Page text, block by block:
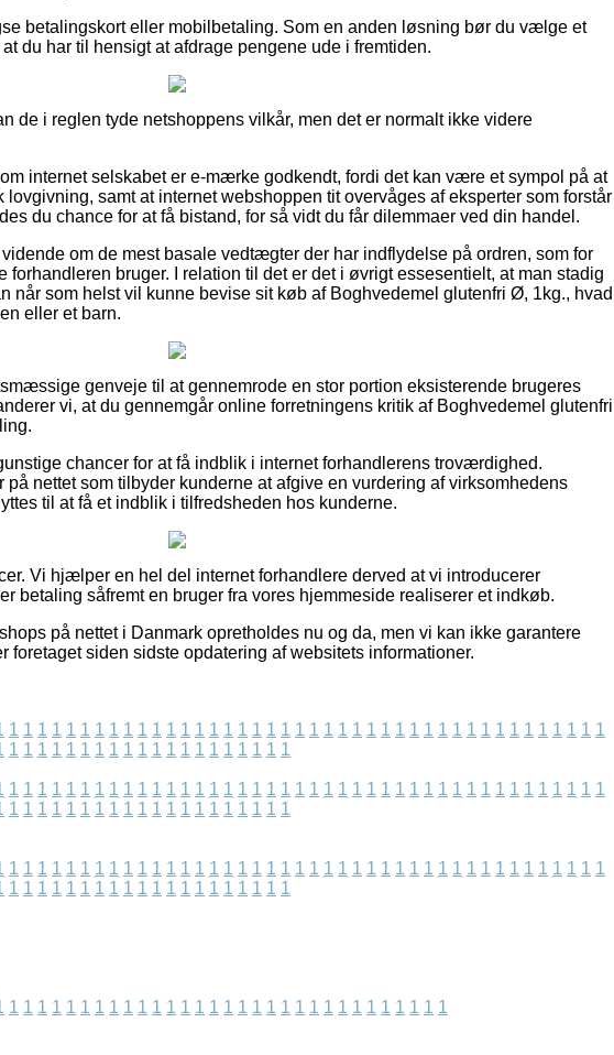
betalingskort eller mobilbetaling. Som en anden løsning bør du vælge et
du har til hensigt at afdrage pengene ude i fremtiden.
de i reglen tyde netshoppens vilkår, men det er normalt ikke videre
internet selskabet er e-mærke godkendt, fordi det kan være et sympol på at
samt at internet webshoppen tit overvåges af eksperter som forstår
du chance for at få bistand, for så vidt du får dilemmaer ved din handel.
om de mest basale vedtægter der har indflydelse på ordren, som for
forhandleren bruger. I relation til det er det i øvrigt essesentielt, at man stadig
når som helst vil kunne bevise sit køb af Boghvedemel glutenfri Ø, 1kg., hvad
eller et barn.
genveje til at gennemrode en stor portion eksisterende brugeres
vi, at du gennemgår online forretningens kritik af Boghvedemel glutenfri
chancer for at få indblik i internet forhandlerens troværdighed.
på nettet som tilbyder kunderne at afgive en vurdering af virksomhedens
til at få et indblik i tilfredsheden hos kunderne.
Vi hjælper en hel del internet forhandlere derved at vi introducerer
betaling såfremt en bruger fra vores hjemmeside realiserer et indkøb.
på nettet i Danmark opretholdes nu og da, men vi kan ikke garantere
foretaget siden sidste opdatering af websitets informationer.
1 1 1 1 1 1 1 1 1 1 1 1 1 1 1 1 1 1 1 1 1 1 1 1 1 1 1 1 1 1 1 1 1 1 1 1 1 1 1 1 1 1
1 1 1 1 1 1 1 1 1 1 1 1 1 1 1 1 1 1 1 1
1 1 1 1 1 1 1 1 1 1 1 1 1 1 1 1 1 1 1 1 1 1 1 1 1 1 1 1 1 1 1 1 1 1 1 1 1 1 1 1 1 1
1 1 1 1 1 1 1 1 1 1 1 1 1 1 1 1 1 1 1 1
1 1 1 1 1 1 1 1 1 1 1 1 1 1 1 1 1 1 1 1 1 1 1 1 1 1 1 1 1 1 1 1 1 1 1 1 1 1 1 1 1 1
1 1 1 1 1 1 1 1 1 1 1 1 1 1 1 1 1 1 1 1
1 1 1 1 1 1 1 1 1 1 1 1 1 1 1 1 1 1 1 1 1 1 1 1 1 1 1 1 1 1 1